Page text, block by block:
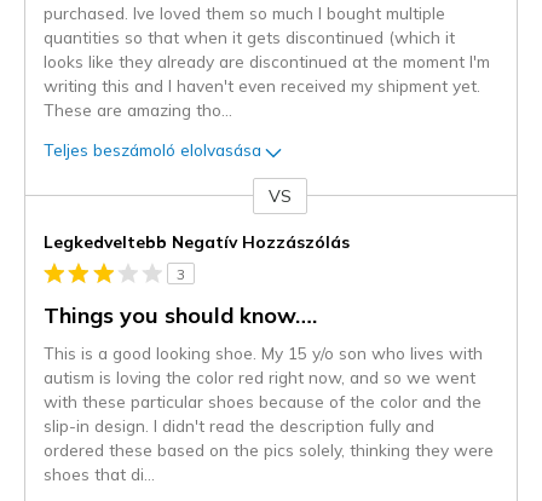
purchased. Ive loved them so much I bought multiple
quantities so that when it gets discontinued (which it
looks like they already are discontinued at the moment I'm
writing this and I haven't even received my shipment yet.
These are amazing tho
Teljes beszámoló elolvasása
VS
Legkedveltebb Negatív Hozzászólás
3
Things you should know….
This is a good looking shoe. My 15 y/o son who lives with
autism is loving the color red right now, and so we went
with these particular shoes because of the color and the
slip-in design. I didn't read the description fully and
ordered these based on the pics solely, thinking they were
shoes that di